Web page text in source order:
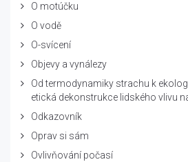
O motúčku
O vodě
O-svícení
Objevy a vynálezy
Od termodynamiky strachu k
etická dekonstrukce lidského vlivu
Odkazovník
Oprav si sám
Ovlivňování počasí